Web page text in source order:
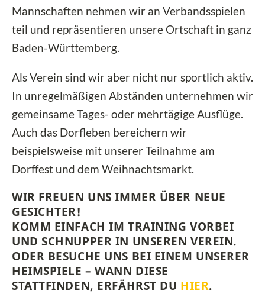
Mannschaften nehmen wir an Verbandsspielen
teil und repräsentieren unsere Ortschaft in ganz
Baden-Württemberg.
Als Verein sind wir aber nicht nur sportlich aktiv.
In unregelmäßigen Abständen unternehmen wir
gemeinsame Tages- oder mehrtägige Ausflüge.
Auch das Dorfleben bereichern wir
beispielsweise mit unserer Teilnahme am
Dorffest und dem Weihnachtsmarkt.
WIR FREUEN UNS IMMER ÜBER NEUE
GESICHTER!
KOMM EINFACH IM TRAINING VORBEI
UND SCHNUPPER IN UNSEREN VEREIN.
ODER BESUCHE UNS BEI EINEM UNSERER
HEIMSPIELE – WANN DIESE
STATTFINDEN, ERFÄHRST DU HIER.